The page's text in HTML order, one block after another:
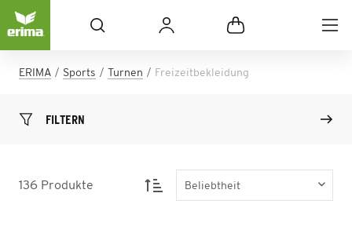
ERIMA Sports Turnen Freizeitbekleidung
FILTERN
136 Produkte